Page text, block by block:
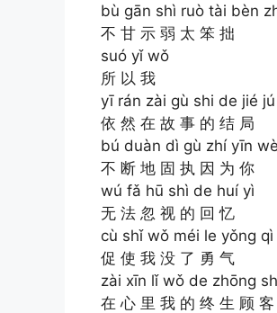
bù gān shì ruò tài bèn
不 甘 示 弱 太 笨 拙
suó yǐ wǒ
所 以 我
yī rán zài gù shi de jié jú
依 然 在 故 事 的 结 局
bú duàn dì gù zhí yīn
不 断 地 固 执 因 为 你
wú fǎ hū shì de huí yì
无 法 忽 视 的 回 忆
cù shǐ wǒ méi le yǒng qì
促 使 我 没 了 勇 气
zài xīn lǐ wǒ de zhōng
在 心 里 我 的 终 生 顾 客